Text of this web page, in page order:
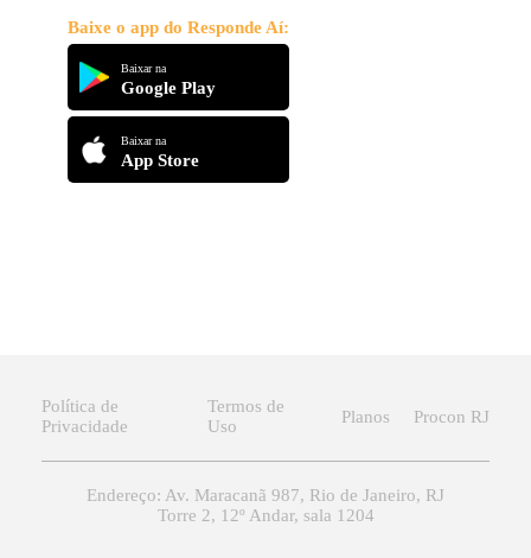
Baixe o app do Responde Aí:
Baixar na
Google Play
Baixar na
App Store
Política de
Privacidade
Termos de
Uso
Planos Procon RJ
Endereço: Av. Maracanã 987, Rio de Janeiro, RJ
Torre 2, 12º Andar, sala 1204